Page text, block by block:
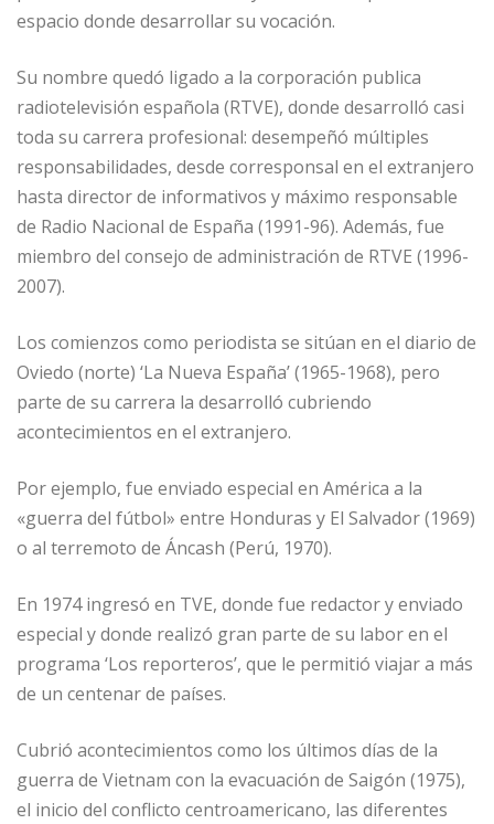
espacio donde desarrollar su vocación.
Su nombre quedó ligado a la corporación publica
radiotelevisión española (RTVE), donde desarrolló casi
toda su carrera profesional: desempeñó múltiples
responsabilidades, desde corresponsal en el extranjero
hasta director de informativos y máximo responsable
de Radio Nacional de España (1991-96). Además, fue
miembro del consejo de administración de RTVE (1996-
2007).
Los comienzos como periodista se sitúan en el diario de
Oviedo (norte) ‘La Nueva España’ (1965-1968), pero
parte de su carrera la desarrolló cubriendo
acontecimientos en el extranjero.
Por ejemplo, fue enviado especial en América a la
«guerra del fútbol» entre Honduras y El Salvador (1969)
o al terremoto de Áncash (Perú, 1970).
En 1974 ingresó en TVE, donde fue redactor y enviado
especial y donde realizó gran parte de su labor en el
programa ‘Los reporteros’, que le permitió viajar a más
de un centenar de países.
Cubrió acontecimientos como los últimos días de la
guerra de Vietnam con la evacuación de Saigón (1975),
el inicio del conflicto centroamericano, las diferentes